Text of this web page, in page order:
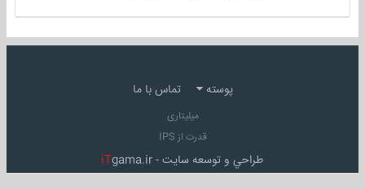
پوسته تماس با ما
میلیتاری
قدرت از IPS
طراحي و توسعه سايت - iTgama.ir